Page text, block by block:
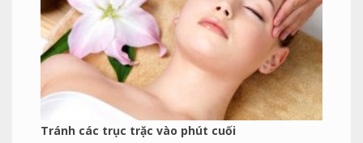
Tránh các trục trặc vào phút cuối